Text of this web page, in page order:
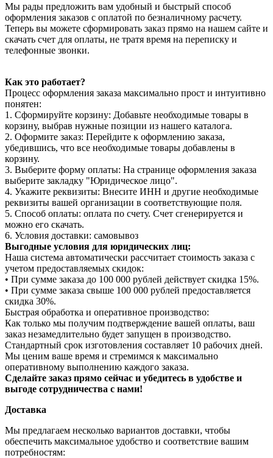
Мы рады предложить вам удобный и быстрый способ
оформления заказов с оплатой по безналичному расчету.
Теперь вы можете сформировать заказ прямо на нашем сайте и
скачать счет для оплаты, не тратя время на переписку и
телефонные звонки.
Как это работает?
Процесс оформления заказа максимально прост и интуитивно
понятен:
1. Сформируйте корзину: Добавьте необходимые товары в
корзину, выбрав нужные позиции из нашего каталога.
2. Оформите заказ: Перейдите к оформлению заказа,
убедившись, что все необходимые товары добавлены в
корзину.
3. Выберите форму оплаты: На странице оформления заказа
выберите закладку "Юридическое лицо".
4. Укажите реквизиты: Внесите ИНН и другие необходимые
реквизиты вашей организации в соответствующие поля.
5. Способ оплаты: оплата по счету. Счет сгенерируется и
можно его скачать.
6. Условия доставки: самовывоз
Выгодные условия для юридических лиц:
Наша система автоматически рассчитает стоимость заказа с
учетом предоставляемых скидок:
• При сумме заказа до 100 000 рублей действует скидка 15%.
• При сумме заказа свыше 100 000 рублей предоставляется
скидка 30%.
Быстрая обработка и оперативное производство:
Как только мы получим подтверждение вашей оплаты, ваш
заказ незамедлительно будет запущен в производство.
Стандартный срок изготовления составляет 10 рабочих дней.
Мы ценим ваше время и стремимся к максимально
оперативному выполнению каждого заказа.
Сделайте заказ прямо сейчас и убедитесь в удобстве и
выгоде сотрудничества с нами!
Доставка
Мы предлагаем несколько вариантов доставки, чтобы
обеспечить максимальное удобство и соответствие вашим
потребностям: